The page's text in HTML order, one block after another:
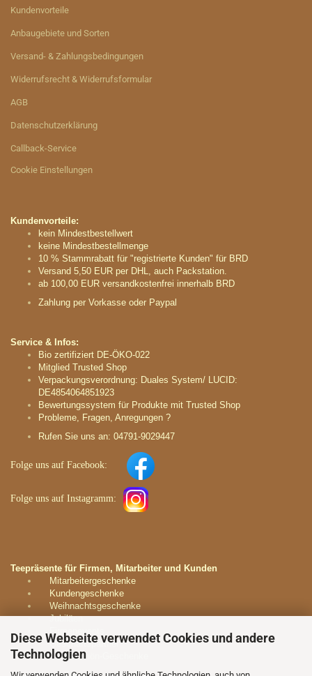
Diese Webseite verwendet Cookies und andere
Technologien
Kundenvorteile
Anbaugebiete und Sorten
Versand- & Zahlungsbedingungen
Widerrufsrecht & Widerrufsformular
AGB
Datenschutzerklärung
Callback-Service
Cookie Einstellungen
Kundenvorteile:
kein Mindestbestellwert
keine Mindestbestellmenge
10 % Stammrabatt für "registrierte Kunden" für BRD
Versand 5,50 EUR per DHL, auch Packstation.
ab 100,00 EUR versandkostenfrei innerhalb BRD
Zahlung per Vorkasse oder Paypal
Service & Infos:
Bio zertifiziert DE-ÖKO-022
Mitglied Trusted Shop
Verpackungsverordnung: Duales System/ LUCID:
DE4854064851923
Bewertungssystem für Produkte mit Trusted Shop
Probleme, Fragen, Anregungen ?
Rufen Sie uns an: 04791-9029447
Folge uns auf Facebook:
Folge uns auf Instagramm:
Teepräsente für Firmen, Mitarbeiter und Kunden
Mitarbeitergeschenke
Kundengeschenke
Weihnachtsgeschenke
Jubiläen
Firmenevents
Geschäftspartner
Dankeschön-Geschenke